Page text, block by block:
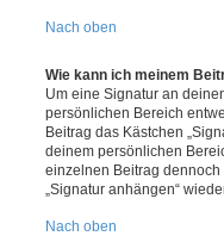
Nach oben
Wie kann ich meinem
Um eine Signatur an
persönlichen Bereich
Beitrag das Kästchen
deinem persönlichen
einzelnen Beitrag
„Signatur anhängen“
Nach oben